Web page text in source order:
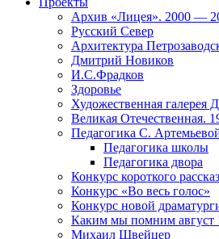
Архив «Лицея». 2000 —
Русский Север
Архитектура
Дмитрий Новиков
И.С.Фрадков
Здоровье
Художественная галерея
Великая Отечественная.
Педагогика С.
Педагогика школы
Педагогика двора
Конкурс короткого
Конкурс «Во весь голос»
Конкурс новой
Каким мы помним август
Михаил Швейцер